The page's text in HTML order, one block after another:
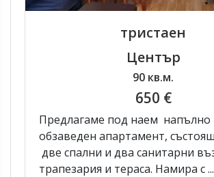
тристаен
Център
90 кв.м.
650 €
Предлагаме под наем напълно
обзаведен апартамент,
две спални и два санитарни
трапезария и тераса. Намира с ...